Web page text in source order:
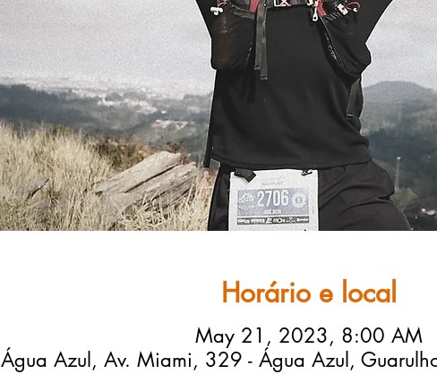
Horário e local
May 21, 2023, 8:00 AM
Água Azul, Av. Miami, 329 - Água Azul,